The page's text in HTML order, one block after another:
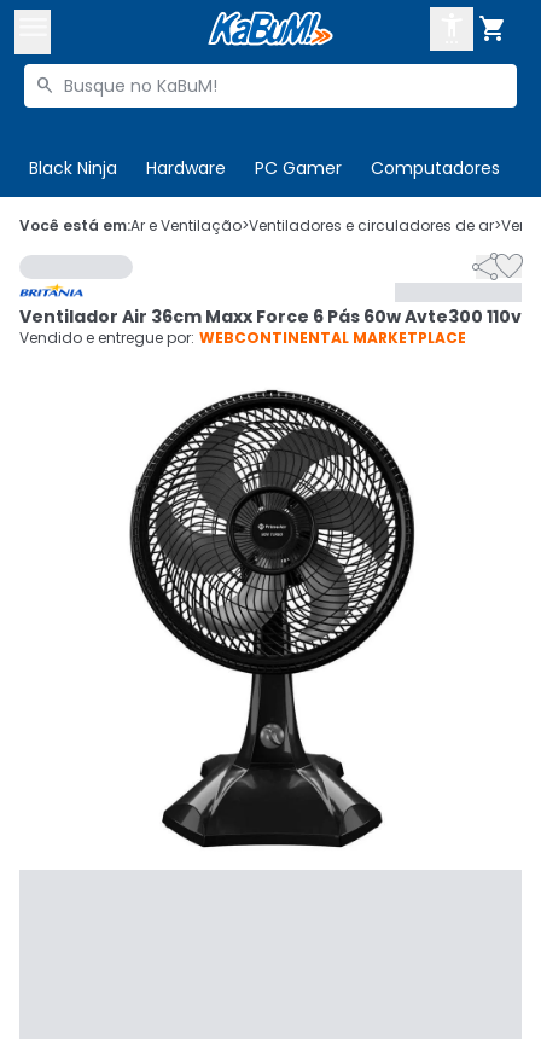

Buscar produtos

Black Ninja Hardware PC Gamer Computadores
 Olá. Acesse sua conta
 Departamentos
Cupons
Ativar tradutor em libras
CADASTRE-SE
Você está em:Ar e Ventilação>Ventiladores e circuladores de ar>

Ventilador Air 36cm Maxx Force 6 Pás 60w Avte300 110v
Vendido e entregue por: WEBCONTINENTAL MARKETPLACE